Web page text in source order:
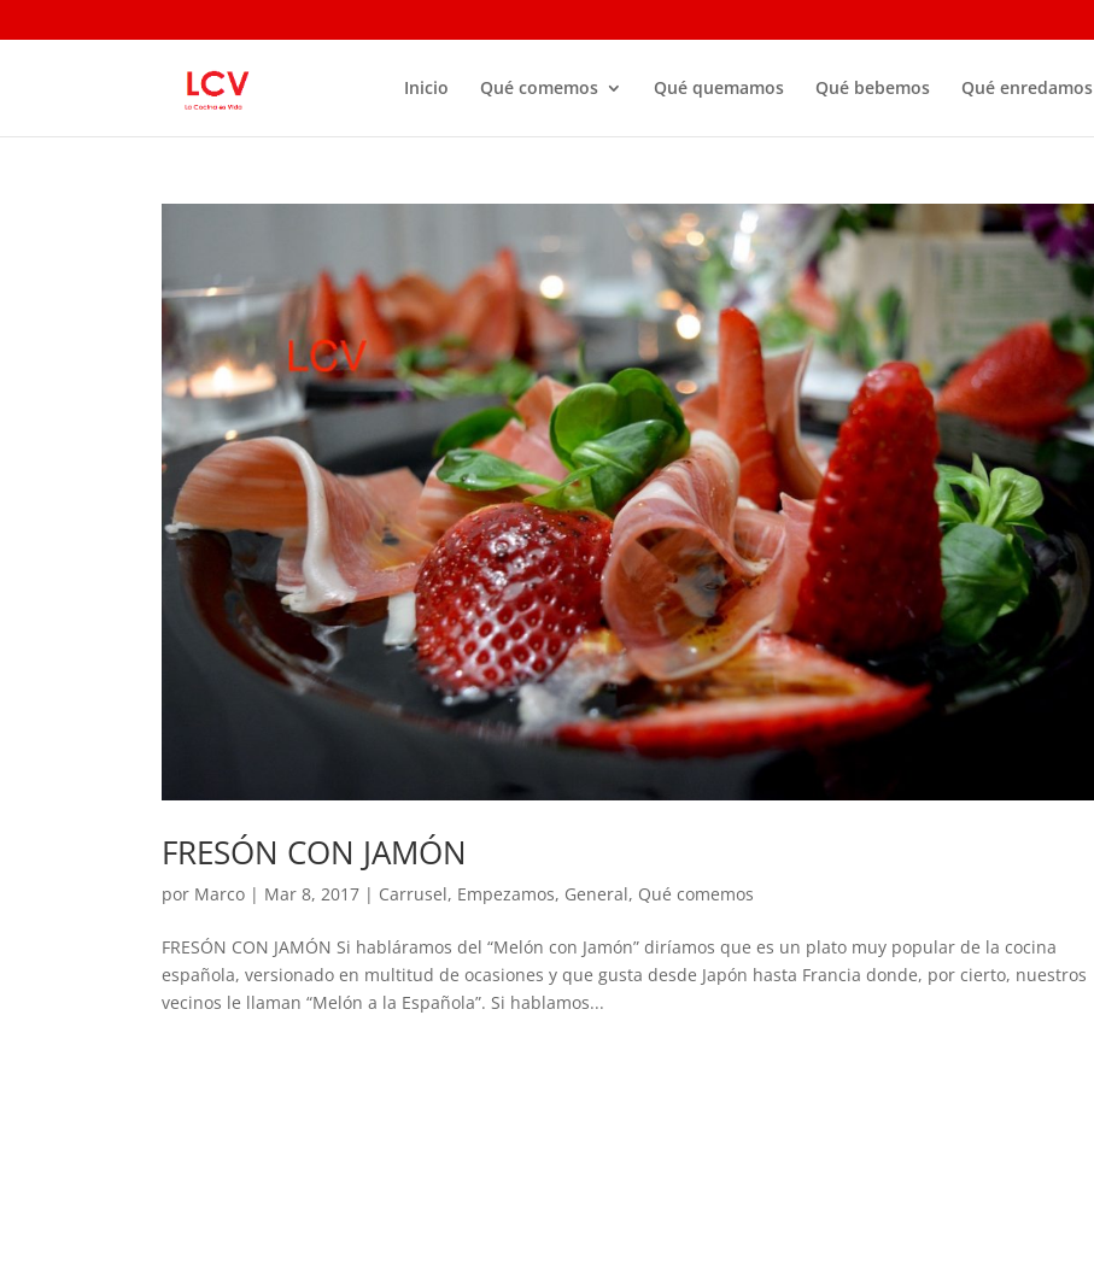
Inicio Qué comemos Qué quemamos Qué bebemos Qué enredamos
FRESÓN CON JAMÓN
por Marco | Mar 8, 2017 | Carrusel, Empezamos, General, Qué comemos
FRESÓN CON JAMÓN Si habláramos del “Melón con Jamón” diríamos que es un plato muy popular de la cocina
española, versionado en multitud de ocasiones y que gusta desde Japón hasta Francia donde, por cierto, nuestros
vecinos le llaman “Melón a la Española”. Si hablamos...